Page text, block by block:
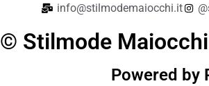
info@stilmodemaiocchi.it
© Stilmode
Powered by